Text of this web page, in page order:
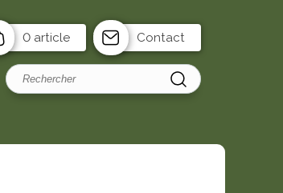
0 article Contact